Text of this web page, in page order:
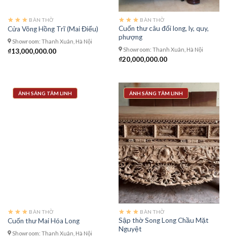
BÀN THỜ
Cửa Võng Hồng Trĩ (Mai Điểu)
Showroom: Thanh Xuân, Hà Nội
₫13,000,000.00
BÀN THỜ
Cuốn thư câu đối long, ly, quy,
phượng
Showroom: Thanh Xuân, Hà Nội
₫20,000,000.00
ÁNH SÁNG TÂM LINH
BÀN THỜ
Cuốn thư Mai Hóa Long
Showroom: Thanh Xuân, Hà Nội
ÁNH SÁNG TÂM LINH
BÀN THỜ
Sập thờ Song Long Chầu Mặt
Nguyệt